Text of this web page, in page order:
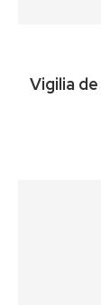
Vigilia